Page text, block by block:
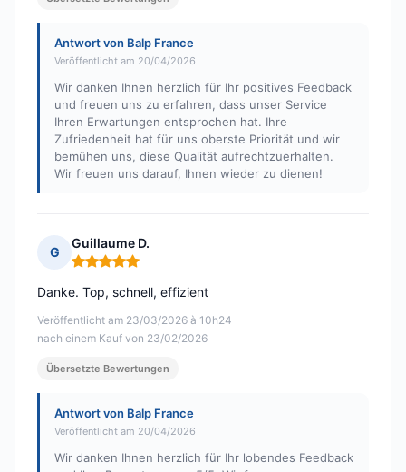
Antwort von Balp France
Veröffentlicht am 20/04/2026
Wir danken Ihnen herzlich für Ihr positives Feedback
und freuen uns zu erfahren, dass unser Service
Ihren Erwartungen entsprochen hat. Ihre
Zufriedenheit hat für uns oberste Priorität und wir
bemühen uns, diese Qualität aufrechtzuerhalten.
Wir freuen uns darauf, Ihnen wieder zu dienen!
G
Guillaume D.
Hinweis: 5 von 5
Veröffentlicht am 23/03/2026 à 10h24
nach einem Kauf von 23/02/2026
Danke. Top, schnell, effizient
Übersetzte Bewertungen
Antwort von Balp France
Veröffentlicht am 20/04/2026
Wir danken Ihnen herzlich für Ihr lobendes Feedback